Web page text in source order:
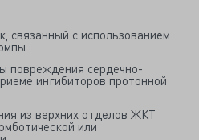
связанный с использованием
повреждения сердечно-
ингибиторов протонной
из верхних отделов ЖКТ
или